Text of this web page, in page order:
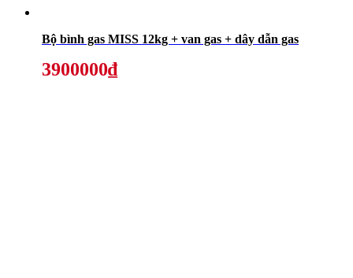
Bộ bình gas MISS 12kg + van gas + dây dẫn gas
3900000₫